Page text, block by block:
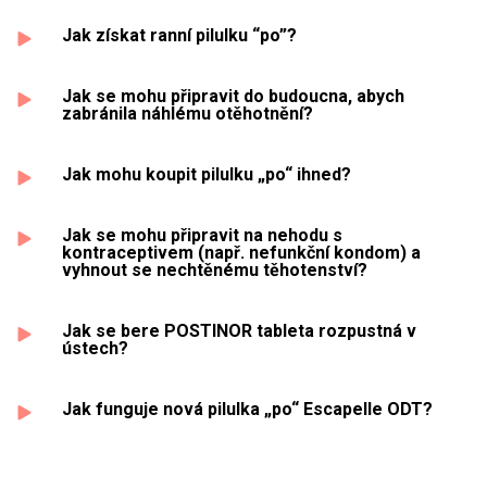
Jak získat ranní pilulku “po”?
Jak se mohu připravit do budoucna, abych
zabránila náhlému otěhotnění?
Jak mohu koupit pilulku „po“ ihned?
Jak se mohu připravit na nehodu s
kontraceptivem (např. nefunkční kondom) a
vyhnout se nechtěnému těhotenství?
Jak se bere POSTINOR tableta rozpustná v
ústech?
Jak funguje nová pilulka „po“ Escapelle ODT?